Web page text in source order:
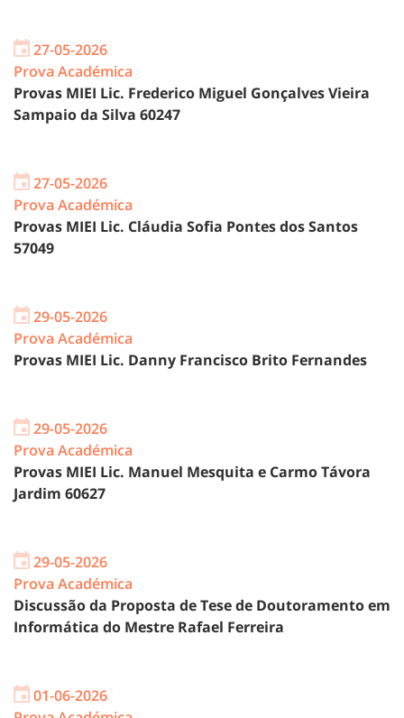
27-05-2026
Prova Académica
Provas MIEI Lic. Frederico Miguel Gonçalves Vieira
Sampaio da Silva 60247
27-05-2026
Prova Académica
Provas MIEI Lic. Cláudia Sofia Pontes dos Santos
57049
29-05-2026
Prova Académica
Provas MIEI Lic. Danny Francisco Brito Fernandes
29-05-2026
Prova Académica
Provas MIEI Lic. Manuel Mesquita e Carmo Távora
Jardim 60627
29-05-2026
Prova Académica
Discussão da Proposta de Tese de Doutoramento em
Informática do Mestre Rafael Ferreira
01-06-2026